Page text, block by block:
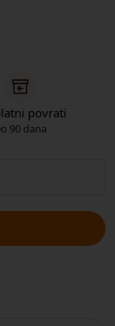
povrati
90 dana